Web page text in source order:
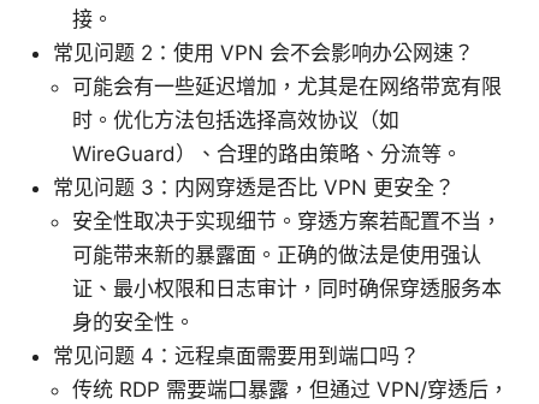
接。
常见问题 2：使用 VPN 会不会影响办公网速？
可能会有一些延迟增加，尤其是在网络带宽有限
时。优化方法包括选择高效协议（如
WireGuard）、合理的路由策略、分流等。
常见问题 3：内网穿透是否比 VPN 更安全？
安全性取决于实现细节。穿透方案若配置不当，
可能带来新的暴露面。正确的做法是使用强认
证、最小权限和日志审计，同时确保穿透服务本
身的安全性。
常见问题 4：远程桌面需要用到端口吗？
传统 RDP 需要端口暴露，但通过 VPN/穿透后，